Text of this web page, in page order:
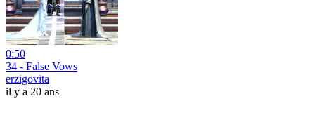
0:50
34 - False Vows
erzigovita
il y a 20 ans